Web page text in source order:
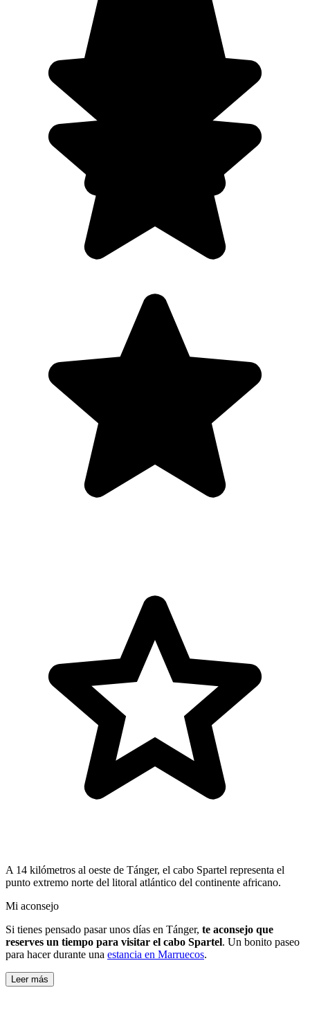
A 14 kilómetros al oeste de Tánger, el cabo Spartel representa el
punto extremo norte del litoral atlántico del continente africano.
Mi aconsejo
Si tienes pensado pasar unos días en Tánger, te aconsejo que
reserves un tiempo para visitar el cabo Spartel. Un bonito paseo
para hacer durante una estancia en Marruecos.
Leer más